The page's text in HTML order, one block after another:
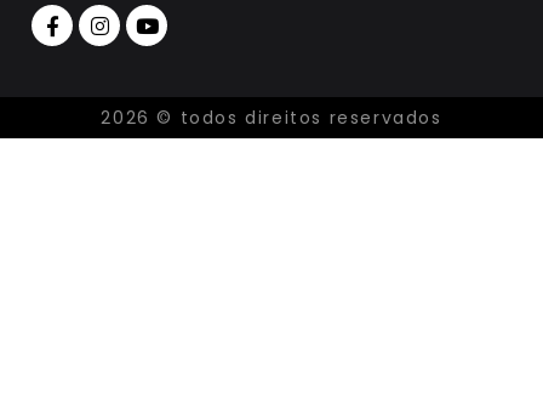
2026 © todos direitos reservados